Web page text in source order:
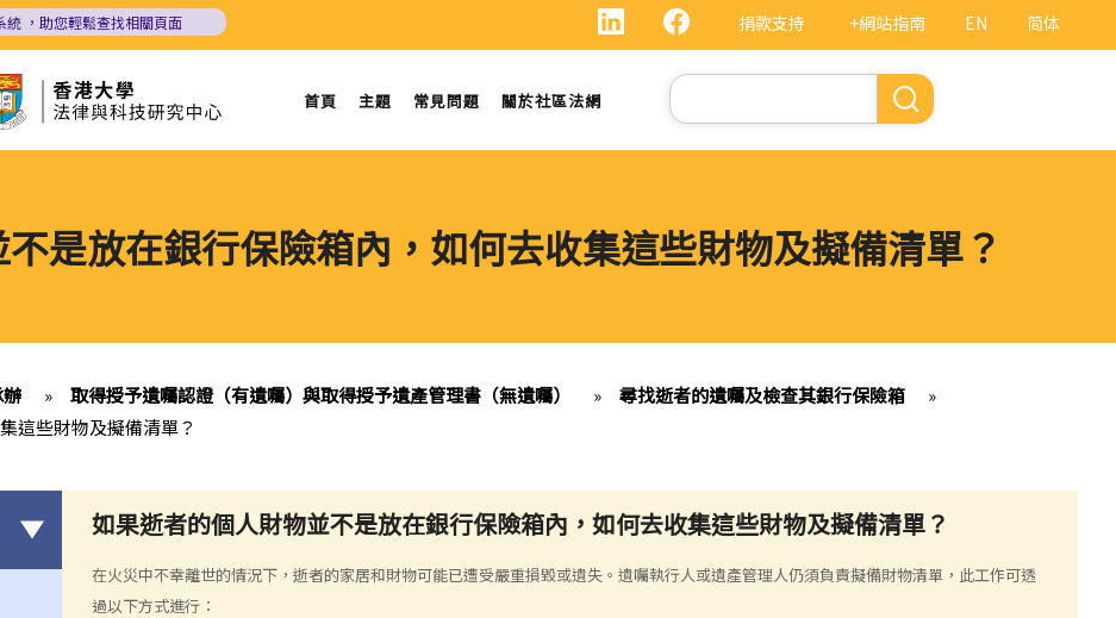
EN 简体
捐款支持 +網站指南
統 ，助您輕鬆查找相關頁面
首頁 主題 常見問題 關於社區法網
Search
是放在銀行保險箱內，如何去收集這些財物及擬備清單？
» 取得授予遺囑認證（有遺囑）與取得授予遺產管理書（無遺囑） » 尋找逝者的遺囑及檢查其銀行保險箱
»
這些財物及擬備清單？
如果逝者的個人財物並不是放在銀行保險箱內，如何去收集這些財物及擬備清單？
在火災中不幸離世的情況下，逝者的家居和財物可能已遭受嚴重損毀或遺失。遺囑執行人或遺產管理人仍須負責擬備財物清單，此工作可透
過以下方式進行：